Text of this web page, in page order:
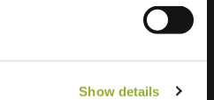
Show details